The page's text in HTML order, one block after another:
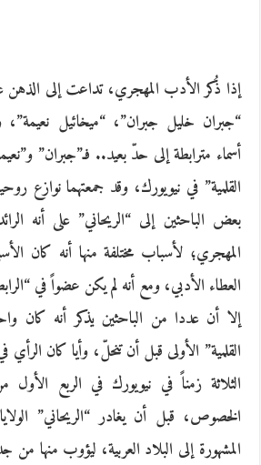
إذا ذُكر الأدب المهجري، تداعت إلى الذهن
“جبران خليل جبران”، “ميخائيل نعيمة”،
أسماء مترابطة إلى حدّ بعيد.. فـ”جبران”
القلمية” في نيويورك، وقد جمعتهما نوازع
بعض الباحثين إلى “الريحاني” على أنه
المهجري؛ لأسباب مختلفة منها أنه كان
العطاء الأدبي، ومع أنه لم يكن عضواً في
إلا أن عددا من الباحثين يذكر أنه كان
القلمية” الأولى قبل أن تنحلّ، وأيا كان الرأي
الثلاثة زمناً في نيويورك في الربع
الخصوص، قبل أن يغادر “الريحاني”
المشهورة إلى البلاد العربية، ليؤوب منها من